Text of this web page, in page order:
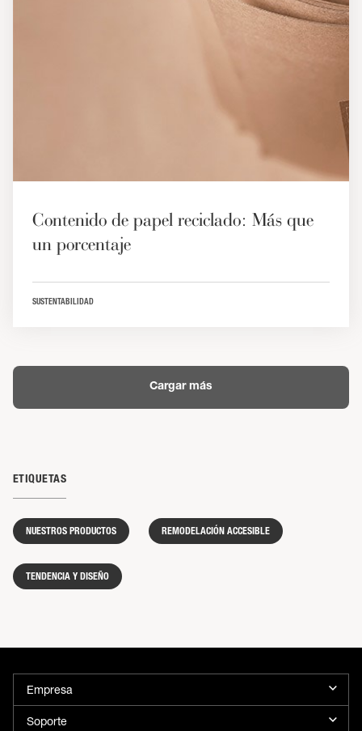
Contenido de papel reciclado: Más que
un porcentaje
SUSTENTABILIDAD
Cargar más
ETIQUETAS
NUESTROS PRODUCTOS REMODELACIÓN ACCESIBLE
TENDENCIA Y DISEÑO
Empresa
Soporte